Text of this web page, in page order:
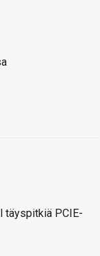
täyspitkiä PCIE-